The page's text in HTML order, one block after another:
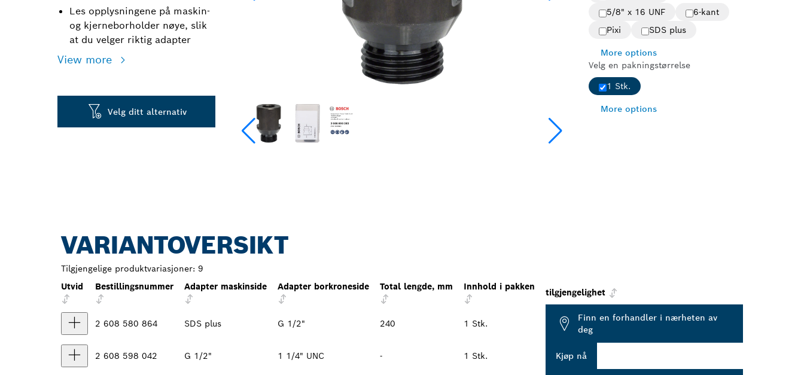
Les opplysningene på maskin-
og kjerneborholder nøye, slik
at du velger riktig adapter
View more
Velg ditt alternativ
5/8" x 16 UNF
6-kant
Pixi
SDS plus
More options
Velg en pakningstørrelse
1 Stk.
More options
VARIANTOVERSIKT
Tilgjengelige produktvariasjoner: 9
Utvid
Bestillingsnummer Adapter maskinside Adapter borkroneside Total lengde, mm Innhold i pakken
tilgjengelighet
2 608 580 864 SDS plus G 1/2" 240 1 Stk.
Finn en forhandler i nærheten av
deg
2 608 598 042 G 1/2" 1 1/4" UNC - 1 Stk. Kjøp nå